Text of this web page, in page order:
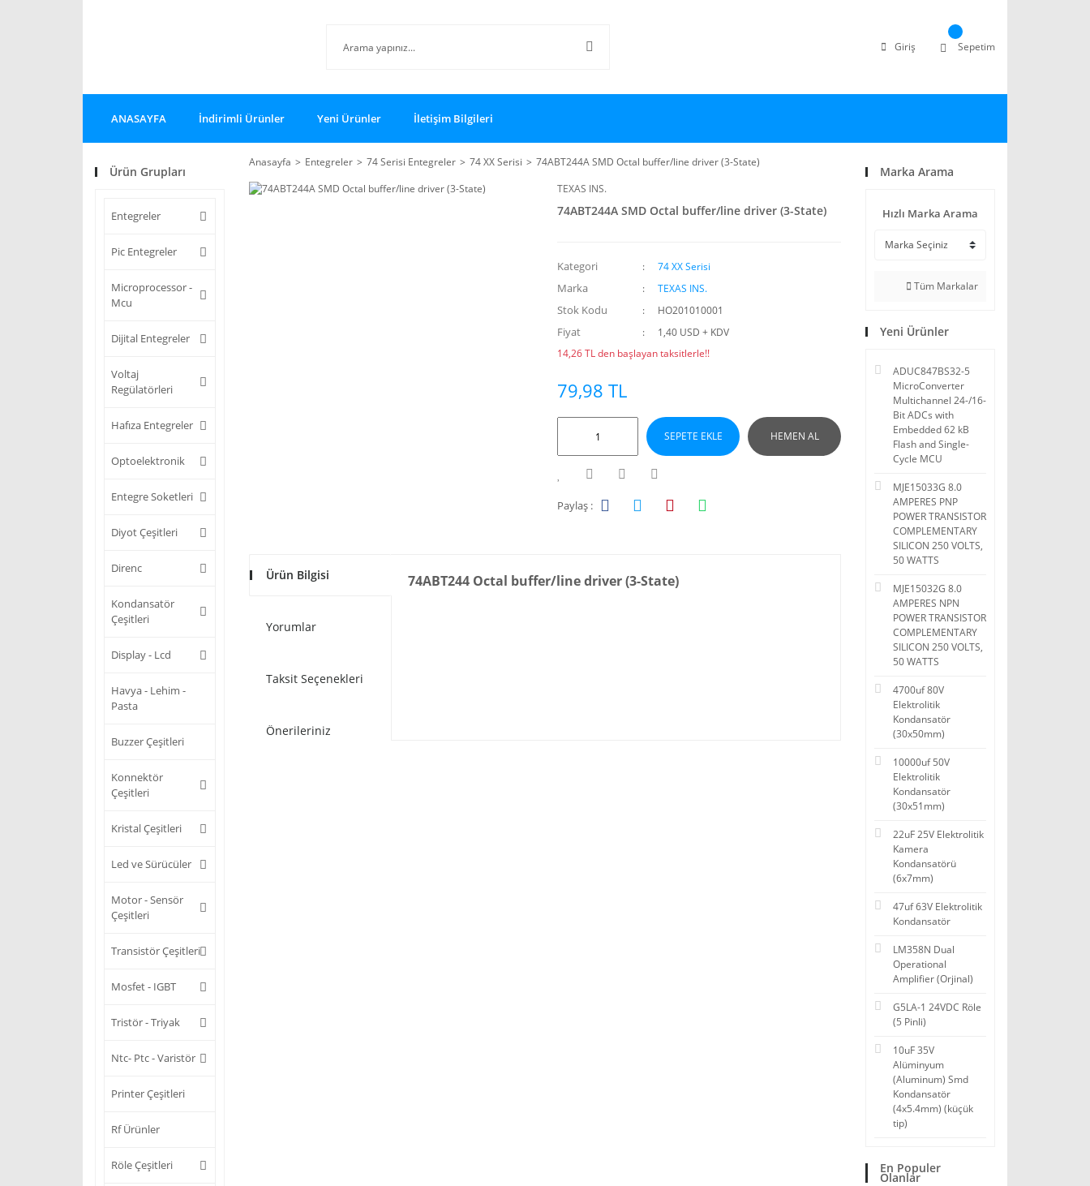
Giriş Sepetim
ANASAYFA İndirimli Ürünler Yeni Ürünler İletişim Bilgileri
Ürün Grupları
Entegreler
Pic Entegreler
Microprocessor -
Mcu
Dijital Entegreler
Voltaj
Regülatörleri
Hafıza Entegreler
Optoelektronik
Entegre Soketleri
Diyot Çeşitleri
Direnc
Kondansatör
Çeşitleri
Display - Lcd
Havya - Lehim -
Pasta
Buzzer Çeşitleri
Konnektör
Çeşitleri
Kristal Çeşitleri
Led ve Sürücüler
Motor - Sensör
Çeşitleri
Transistör Çeşitleri
Mosfet - IGBT
Tristör - Triyak
Ntc- Ptc - Varistör
Printer Çeşitleri
Rf Ürünler
Röle Çeşitleri
Anasayfa Entegreler 74 Serisi Entegreler 74 XX Serisi
74ABT244A SMD Octal buffer/line driver (3-State)
TEXAS INS.
74ABT244A SMD Octal buffer/line driver (3-State)
Kategori 74 XX Serisi
Marka TEXAS INS.
Stok Kodu HO201010001
Fiyat
1,40 USD + KDV
14,26 TL den başlayan taksitlerle!!
79,98 TL
SEPETE EKLE HEMEN AL
Paylaş :
Ürün Bilgisi
Yorumlar
Taksit Seçenekleri
Önerileriniz
74ABT244 Octal buffer/line driver (3-State)
Marka Arama
Hızlı Marka Arama
Tüm Markalar
Yeni Ürünler
ADUC847BS32-5
MicroConverter
Multichannel 24-/16-
Bit ADCs with
Embedded 62 kB
Flash and Single-
Cycle MCU
MJE15033G 8.0
AMPERES PNP
POWER TRANSISTOR
COMPLEMENTARY
SILICON 250 VOLTS,
50 WATTS
MJE15032G 8.0
AMPERES NPN
POWER TRANSISTOR
COMPLEMENTARY
SILICON 250 VOLTS,
50 WATTS
4700uf 80V
Elektrolitik
Kondansatör
(30x50mm)
10000uf 50V
Elektrolitik
Kondansatör
(30x51mm)
22uF 25V Elektrolitik
Kamera
Kondansatörü
(6x7mm)
47uf 63V Elektrolitik
Kondansatör
LM358N Dual
Operational
Amplifier (Orjinal)
G5LA-1 24VDC Röle
(5 Pinli)
10uF 35V
Alüminyum
(Aluminum) Smd
Kondansatör
(4x5.4mm) (küçük
tip)
En Populer
Olanlar